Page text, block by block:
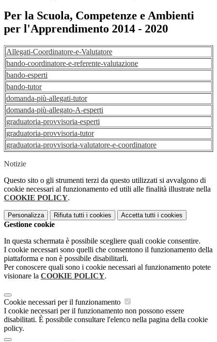
Per la Scuola, Competenze e Ambienti
per l'Apprendimento 2014 - 2020
Allegati-Coordinatore-e-Valutatore
bando-coordinatore-e-referente-valutazione
bando-esperti
bando-tutor
domanda-più-allegati-tutor
domanda-più-allegato-A-esperti
graduatoria-provvisoria-esperti
graduatoria-provvisoria-tutor
graduatoria-provvisoria-valutatore-e-coordinatore
Notizie
Questo sito o gli strumenti terzi da questo utilizzati si avvalgono di
cookie necessari al funzionamento ed utili alle finalità illustrate nella
COOKIE POLICY.
Personalizza Rifiuta tutti i cookies Accetta tutti i cookies
Gestione cookie
In questa schermata è possibile scegliere quali cookie consentire.
I cookie necessari sono quelli che consentono il funzionamento della
piattaforma e non è possibile disabilitarli.
Per conoscere quali sono i cookie necessari al funzionamento potete
visionare la COOKIE POLICY.
Cookie necessari per il funzionamento
I cookie necessari per il funzionamento non possono essere
disabilitati. È possibile consultare l'elenco nella pagina della cookie
policy.